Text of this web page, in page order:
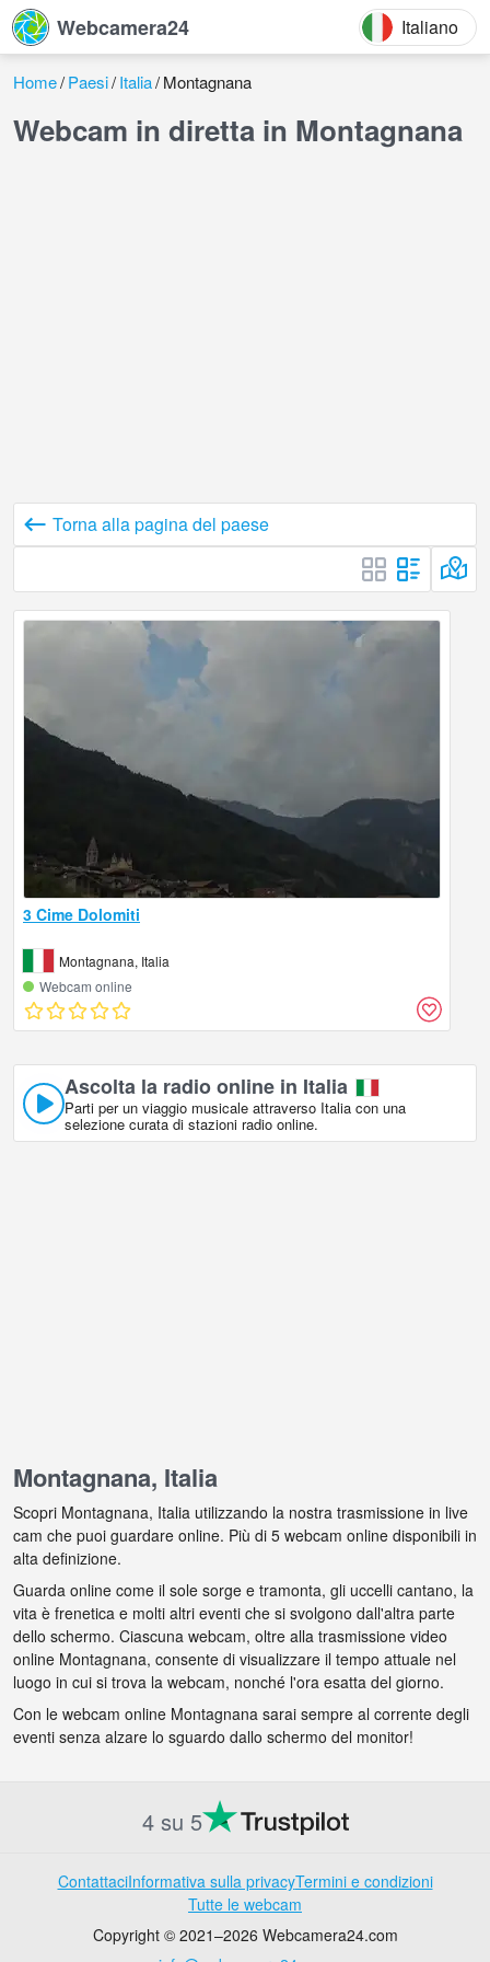
Webcamera24 Italiano
Home Paesi Italia Montagnana
Webcam in diretta in Montagnana
Torna alla pagina del paese
3 Cime Dolomiti
Montagnana, Italia
Webcam online
Ascolta la radio online in Italia
Parti per un viaggio musicale attraverso Italia con una
selezione curata di stazioni radio online.
Montagnana, Italia
Scopri Montagnana, Italia utilizzando la nostra trasmissione in live
cam che puoi guardare online. Più di 5 webcam online disponibili in
alta definizione.
Guarda online come il sole sorge e tramonta, gli uccelli cantano, la
vita è frenetica e molti altri eventi che si svolgono dall'altra parte
dello schermo. Ciascuna webcam, oltre alla trasmissione video
online Montagnana, consente di visualizzare il tempo attuale nel
luogo in cui si trova la webcam, nonché l'ora esatta del giorno.
Con le webcam online Montagnana sarai sempre al corrente degli
eventi senza alzare lo sguardo dallo schermo del monitor!
4 su 5
ContattaciInformativa sulla privacyTermini e condizioni
Tutte le webcam
Copyright © 2021–2026 Webcamera24.com